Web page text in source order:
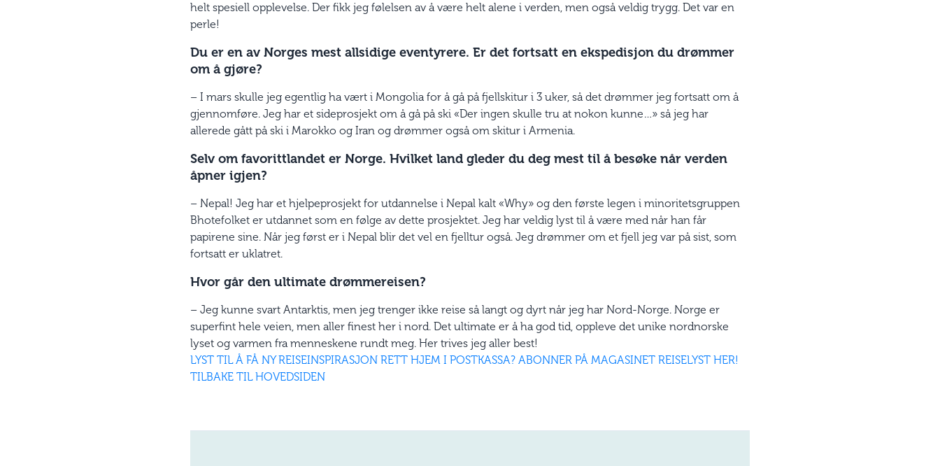
helt spesiell opplevelse. Der fikk jeg følelsen av å være helt alene i verden, men også veldig trygg. Det var en
perle!
Du er en av Norges mest allsidige eventyrere. Er det fortsatt en ekspedisjon du drømmer
om å gjøre?
– I mars skulle jeg egentlig ha vært i Mongolia for å gå på fjellskitur i 3 uker, så det drømmer jeg fortsatt om å
gjennomføre. Jeg har et sideprosjekt om å gå på ski «Der ingen skulle tru at nokon kunne…» så jeg har
allerede gått på ski i Marokko og Iran og drømmer også om skitur i Armenia.
Selv om favorittlandet er Norge. Hvilket land gleder du deg mest til å besøke når verden
åpner igjen?
– Nepal! Jeg har et hjelpeprosjekt for utdannelse i Nepal kalt «Why» og den første legen i minoritetsgruppen
Bhotefolket er utdannet som en følge av dette prosjektet. Jeg har veldig lyst til å være med når han får
papirene sine. Når jeg først er i Nepal blir det vel en fjelltur også. Jeg drømmer om et fjell jeg var på sist, som
fortsatt er uklatret.
Hvor går den ultimate drømmereisen?
– Jeg kunne svart Antarktis, men jeg trenger ikke reise så langt og dyrt når jeg har Nord-Norge. Norge er
superfint hele veien, men aller finest her i nord. Det ultimate er å ha god tid, oppleve det unike nordnorske
lyset og varmen fra menneskene rundt meg. Her trives jeg aller best!
LYST TIL Å FÅ NY REISEINSPIRASJON RETT HJEM I POSTKASSA? ABONNER PÅ MAGASINET REISELYST HER!
TILBAKE TIL HOVEDSIDEN